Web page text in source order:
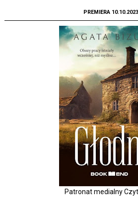
PREMIERA 10.10.2023
Patronat medialny